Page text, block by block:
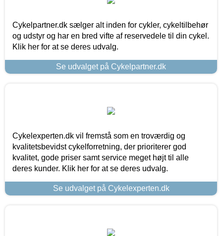
Cykelpartner.dk sælger alt inden for cykler, cykeltilbehør
og udstyr og har en bred vifte af reservedele til din cykel.
Klik her for at se deres udvalg.
Se udvalget på Cykelpartner.dk
Cykelexperten.dk vil fremstå som en troværdig og
kvalitetsbevidst cykelforretning, der prioriterer god
kvalitet, gode priser samt service meget højt til alle
deres kunder. Klik her for at se deres udvalg.
Se udvalget på Cykelexperten.dk